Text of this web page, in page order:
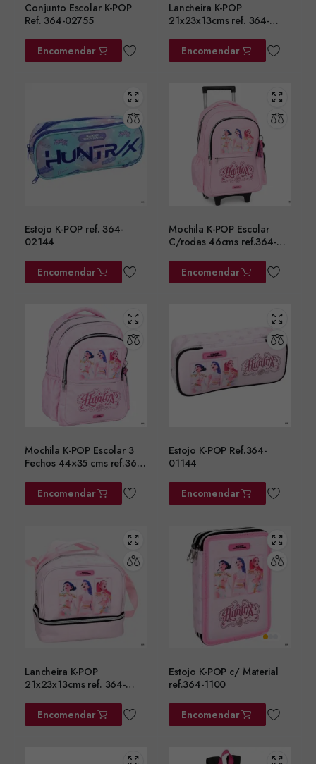
Conjunto Escolar K-POP
Ref. 364-02755
Encomendar
Lancheira K-POP
21x23x13cms ref. 364-
Encomendar
Estojo K-POP ref. 364-
02144
Encomendar
Mochila K-POP Escolar
C/rodas 46cms ref.364-
Encomendar
Mochila K-POP Escolar 3
Fechos 44×35 cms ref.364-
Encomendar
Estojo K-POP Ref.364-
01144
Encomendar
Lancheira K-POP
21x23x13cms ref. 364-
Encomendar
Estojo K-POP c/ Material
ref.364-1100
Encomendar